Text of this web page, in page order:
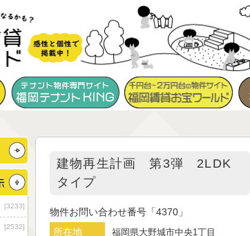
3233
2532
建物再生計画 第3弾 2LDK
タイプ
物件お問い合わせ番号
4370
所在地
福岡県大野城市中央1丁目